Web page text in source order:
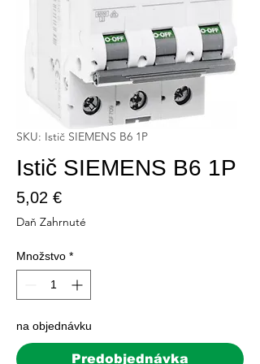
SKU: Istič SIEMENS B6 1P
Istič SIEMENS B6 1P
5,02 €Price
Daň Zahrnuté
Množstvo *
na objednávku
Predobjednávka